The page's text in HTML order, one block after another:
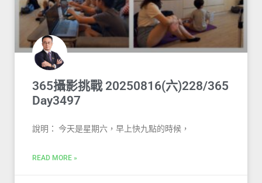
365攝影挑戰 20250816(六)228/365
Day3497
說明： 今天是星期六，早上快九點的時候，
READ MORE »